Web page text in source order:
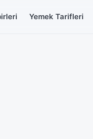
Yemek Tarifleri